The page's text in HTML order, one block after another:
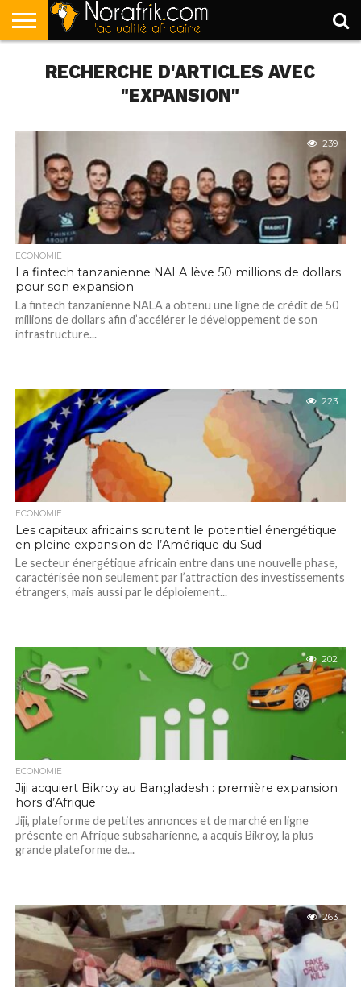
POLITIQUE
SOCIÉTÉ
ECONOMIE
SPORT
LIFESTYLE
RECHERCHE D'ARTICLES AVEC
"EXPANSION"
239
ECONOMIE
La fintech tanzanienne NALA lève 50 millions de dollars
pour son expansion
La fintech tanzanienne NALA a obtenu une ligne de crédit de 50
millions de dollars afin d’accélérer le développement de son
infrastructure...
223
ECONOMIE
Les capitaux africains scrutent le potentiel énergétique
en pleine expansion de l’Amérique du Sud
Le secteur énergétique africain entre dans une nouvelle phase,
caractérisée non seulement par l’attraction des investissements
étrangers, mais aussi par le déploiement...
202
ECONOMIE
Jiji acquiert Bikroy au Bangladesh : première expansion
hors d’Afrique
Jiji, plateforme de petites annonces et de marché en ligne
présente en Afrique subsaharienne, a acquis Bikroy, la plus
grande plateforme de...
263